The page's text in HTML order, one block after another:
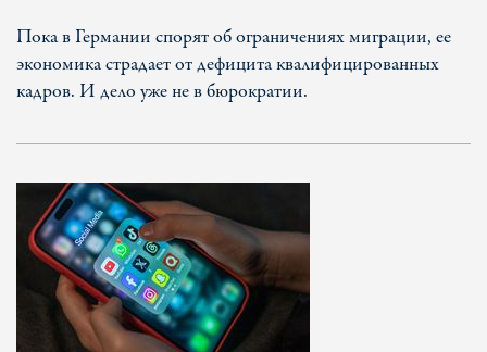
Пока в Германии спорят об ограничениях миграции, ее
экономика страдает от дефицита квалифицированных
кадров. И дело уже не в бюрократии.